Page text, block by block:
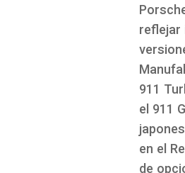
reflejar
911
el 911
en el
de